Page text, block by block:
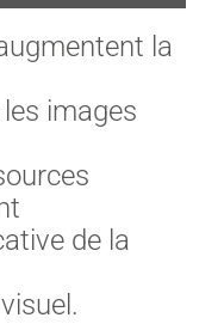
la
images
de la